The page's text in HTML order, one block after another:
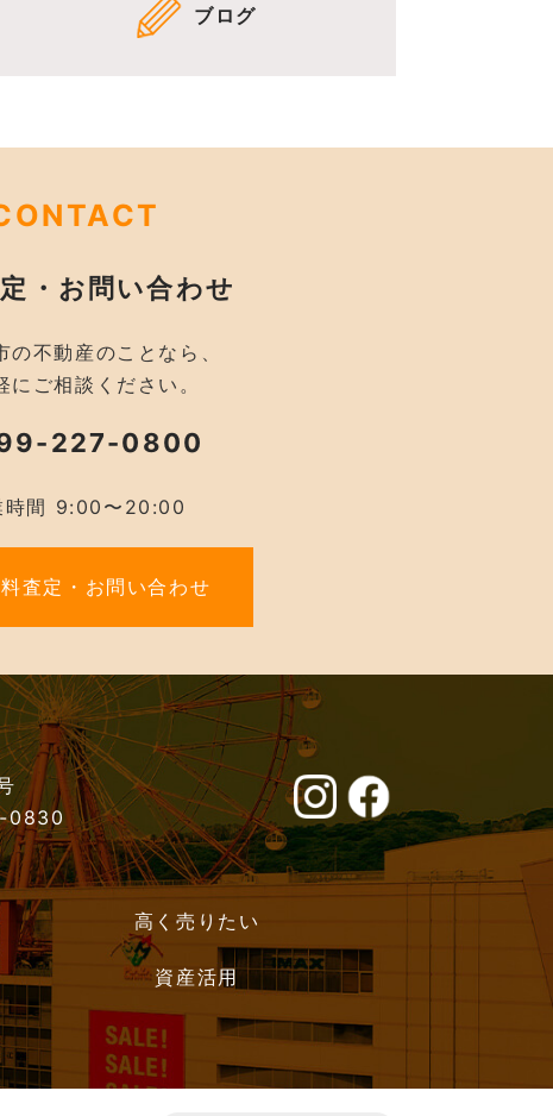
ブログ
・お問い合わせ
の不動産のことなら、
にご相談ください。
227-0800
時間 9:00〜20:00
査定・お問い合わせ
0830
高く売りたい
資産活用